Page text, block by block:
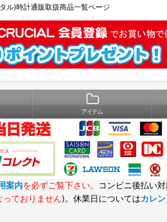
ル)時計通販取扱商品一覧ページ
アイテム
案内を必ずご覧下さい。
コンビニ後払い
ておりません)。休業日についてはカレ